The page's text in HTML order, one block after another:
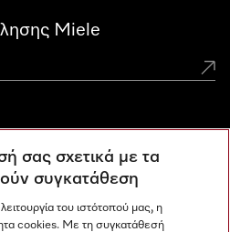
Miele
Center
σας σχετικά με τα
συγκατάθεση
του ιστότοπού μας, η
cookies. Με τη συγκατάθεσή